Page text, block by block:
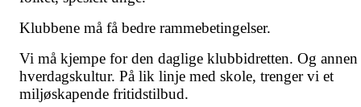
Klubbene må få bedre rammebetingelser.
Vi må kjempe for den daglige klubbidretten. Og annen
hverdagskultur. På lik linje med skole, trenger vi et
miljøskapende fritidstilbud.